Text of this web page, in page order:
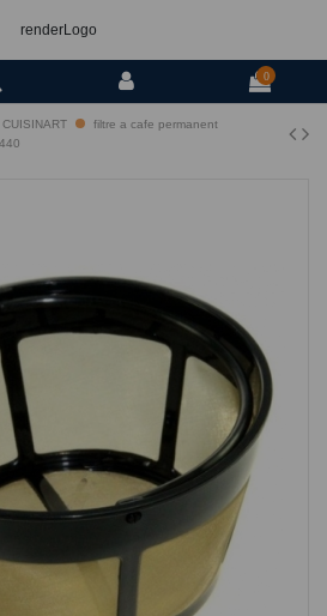
renderLogo
0
CUISINART
filtre a cafe permanent